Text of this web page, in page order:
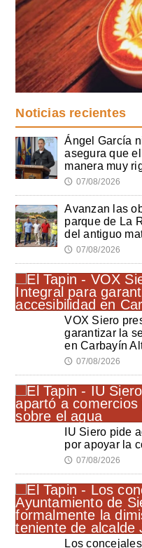
Noticias recientes
Ángel García
asegura que
manera muy
🕔 07/08/2026
Avanzan las
parque de La
del antiguo
🕔 07/08/2026
VOX Siero
garantizar la
en Carbayín
🕔 07/08/2026
IU Siero pide
por apoyar la
🕔 07/08/2026
Los